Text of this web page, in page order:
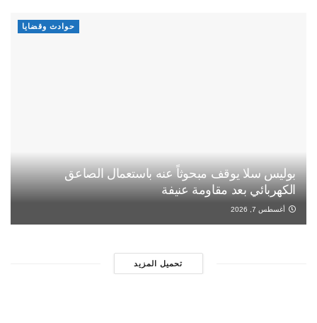
حوادث وقضايا
بوليس سلا يوقف مبحوثاً عنه باستعمال الصاعق
الكهربائي بعد مقاومة عنيفة
أغسطس 7, 2026
تحميل المزيد